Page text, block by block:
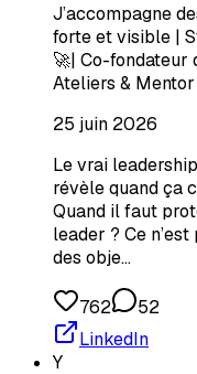
J’accompagne
forte et visible |
🚀| Co-fondateur
Ateliers &
25 juin 2026
Le vrai
révèle quand ça
Quand il faut
leader ? Ce
des obje…
762
52
LinkedIn
Y